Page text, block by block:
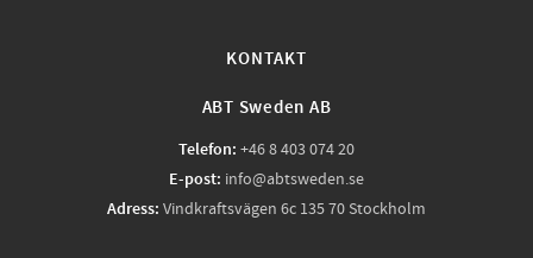
KONTAKT
ABT Sweden AB
Telefon: +46 8 403 074 20
E-post: info@abtsweden.se
Adress: Vindkraftsvägen 6c 135 70 Stockholm